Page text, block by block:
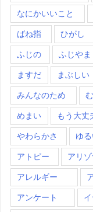
なにかいいこと
ばね指 ひがし
ふじの ふじやま
ますだ まぶしい
みんなのため
めまい もう大丈
やわらかさ ゆ
アトピー アリ
アレルギー
アンケート